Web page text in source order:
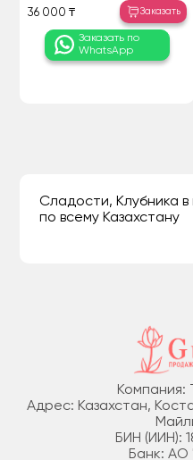
36 000 ₸ Заказать
Заказать по
WhatsApp
Сладости, Клубника
по всему Казахстану
Компания:
Адрес: Казахстан,
БИН (ИИН):
Банк: АО